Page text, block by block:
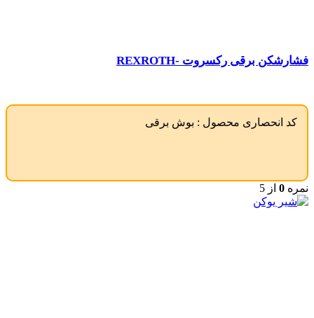
فشارشکن برقی رکسروت -REXROTH
کد انحصاری محصول : بوش برقی
نمره 0 از 5